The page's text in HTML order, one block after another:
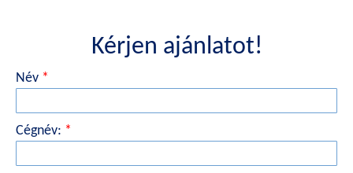
Kérjen ajánlatot!
Név *
Cégnév: *